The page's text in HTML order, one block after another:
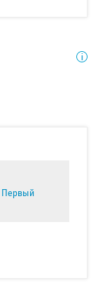
Первый